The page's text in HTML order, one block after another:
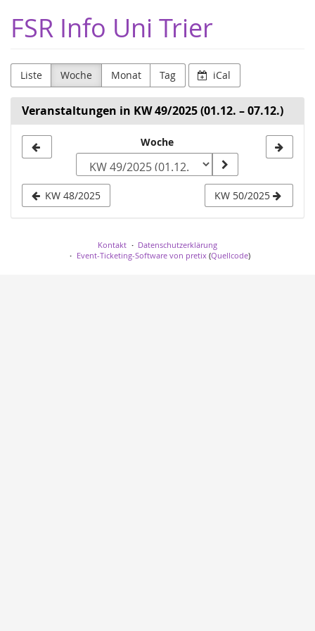
Haupt-
Inhalt
FSR Info Uni Trier
Liste Woche Monat Tag iCal
Veranstaltungen in KW 49/2025 (01.12. – 07.12.)
zur
Anzeige
auswählen
Woche
KW 48/2025 KW 50/2025
Kontakt
Datenschutzerklärung
Event-Ticketing-Software von pretix(Quellcode)